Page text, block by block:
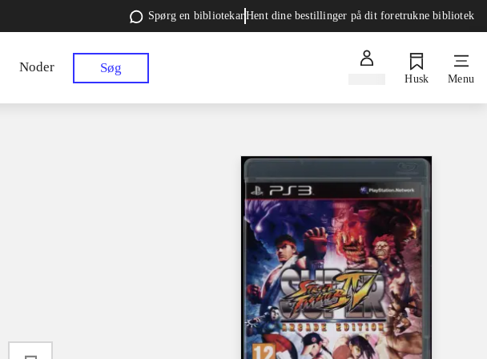
Spørg en bibliotekarHent dine bestillinger på dit foretrukne bibliotek
Noder Søg
Husk Menu